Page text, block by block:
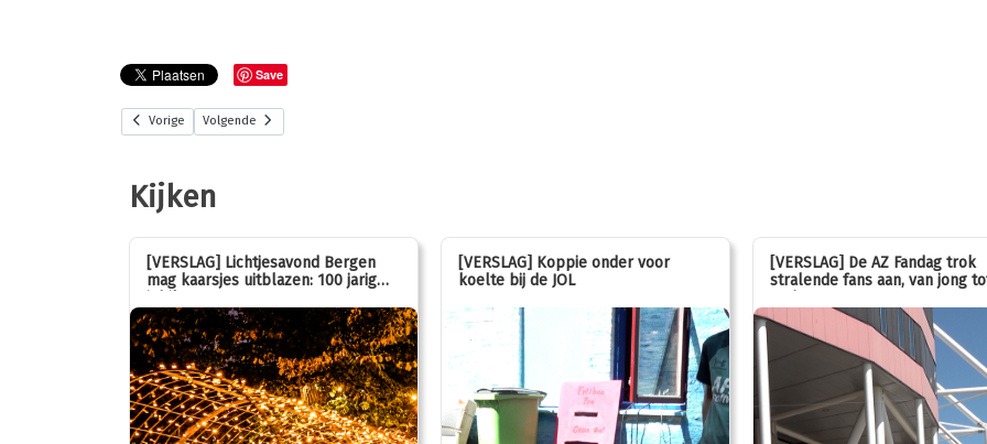
Save
Vorige Volgende
Kijken
[VERSLAG] Lichtjesavond Bergen
mag kaarsjes uitblazen: 100 jarig
[VERSLAG] Koppie onder voor
koelte bij de JOL
[VERSLAG] De AZ Fandag trok
stralende fans aan, van jong